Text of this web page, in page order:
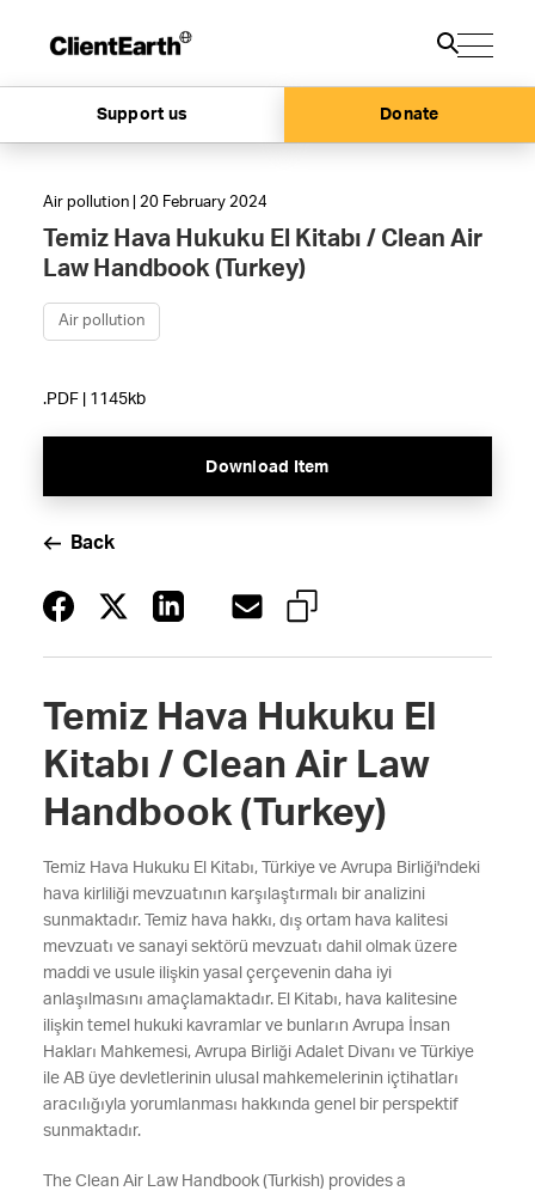
Support us Donate
Air pollution | 20 February 2024
Temiz Hava Hukuku El Kitabı / Clean Air
Law Handbook (Turkey)
Air pollution
.PDF | 1145kb
Download Item
Back
Temiz Hava Hukuku El
Kitabı / Clean Air Law
Handbook (Turkey)
Temiz Hava Hukuku El Kitabı, Türkiye ve Avrupa Birliği'ndeki
hava kirliliği mevzuatının karşılaştırmalı bir analizini
sunmaktadır. Temiz hava hakkı, dış ortam hava kalitesi
mevzuatı ve sanayi sektörü mevzuatı dahil olmak üzere
maddi ve usule ilişkin yasal çerçevenin daha iyi
anlaşılmasını amaçlamaktadır. El Kitabı, hava kalitesine
ilişkin temel hukuki kavramlar ve bunların Avrupa İnsan
Hakları Mahkemesi, Avrupa Birliği Adalet Divanı ve Türkiye
ile AB üye devletlerinin ulusal mahkemelerinin içtihatları
aracılığıyla yorumlanması hakkında genel bir perspektif
sunmaktadır.
The Clean Air Law Handbook (Turkish) provides a